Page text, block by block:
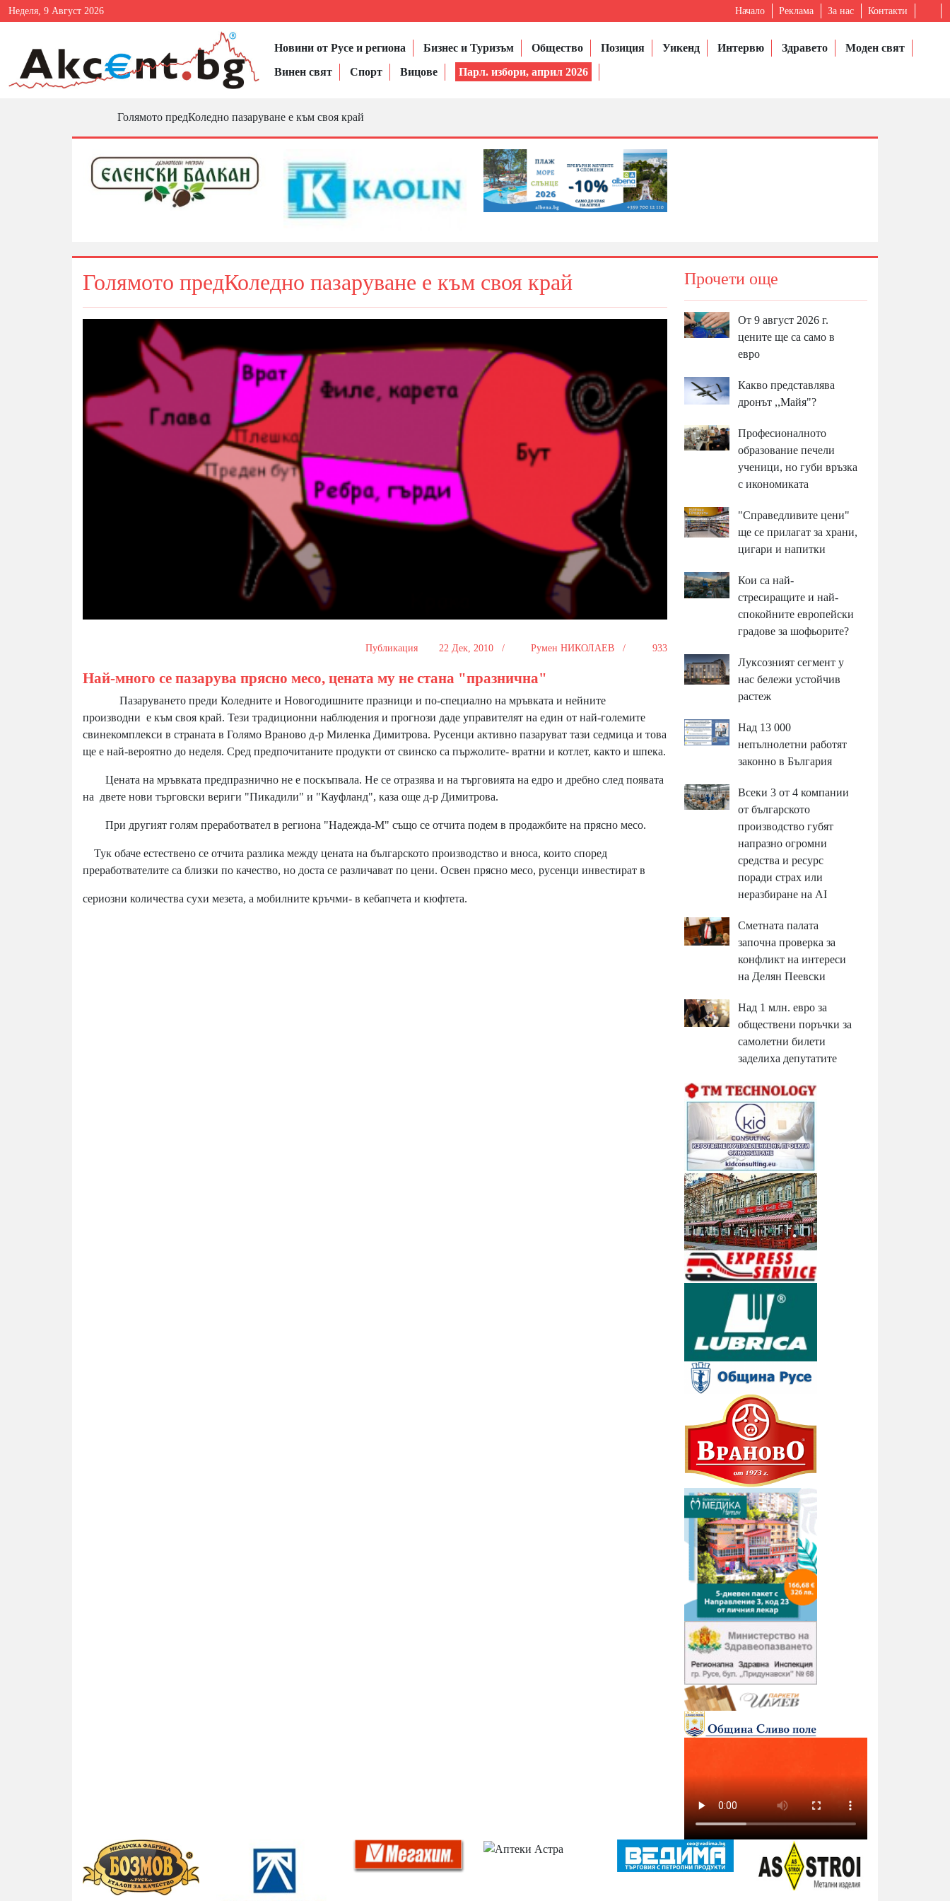
Неделя, 9 Август 2026 Начало Реклама За нас Контакти
Новини от Русе и региона Бизнес и Туризъм Общество Позиция Уикенд Интервю Здравето
Моден свят
Винен свят
Спорт Вицове Парл. избори, април 2026
Голямото предКоледно пазаруване е към своя край
Голямото предКоледно пазаруване е към своя край
Публикация 22 Дек, 2010 / Румен НИКОЛАЕВ / 933
Най-много се пазарува прясно месо, цената му не стана "празнична"
Пазаруването преди Коледните и Новогодишните празници и по-специално на мръвката и нейните
производни е към своя край. Тези традиционни наблюдения и прогнози даде управителят на един от най-големите
свинекомплекси в страната в Голямо Враново д-р Миленка Димитрова. Русенци активно пазаруват тази седмица и това
ще е най-вероятно до неделя. Сред предпочитаните продукти от свинско са пържолите- вратни и котлет, както и шпека.
Цената на мръвката предпразнично не е поскъпвала. Не се отразява и на търговията на едро и дребно след появата
на двете нови търговски вериги "Пикадили" и "Кауфланд", каза още д-р Димитрова.
При другият голям преработвател в региона "Надежда-М" също се отчита подем в продажбите на прясно месо.
Тук обаче естествено се отчита разлика между цената на българското производство и вноса, които според
преработвателите са близки по качество, но доста се различават по цени. Освен прясно месо, русенци инвестират в
сериозни количества сухи мезета, а мобилните кръчми- в кебапчета и кюфтета.
Прочети още
От 9 август 2026 г.
цените ще са само в
евро
Какво представлява
дронът ,,Майя"?
Професионалното
образование печели
ученици, но губи връзка
с икономиката
"Справедливите цени"
ще се прилагат за храни,
цигари и напитки
Кои са най-
стресиращите и най-
спокойните европейски
градове за шофьорите?
Луксозният сегмент у
нас бележи устойчив
растеж
Над 13 000
непълнолетни работят
законно в България
Всеки 3 от 4 компании
от българското
производство губят
напразно огромни
средства и ресурс
поради страх или
неразбиране на AI
Сметната палата
започна проверка за
конфликт на интереси
на Делян Пеевски
Над 1 млн. евро за
обществени поръчки за
самолетни билети
заделиха депутатите